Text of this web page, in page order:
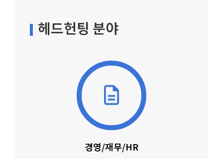
헤드헌팅 분야
경영/재무/HR